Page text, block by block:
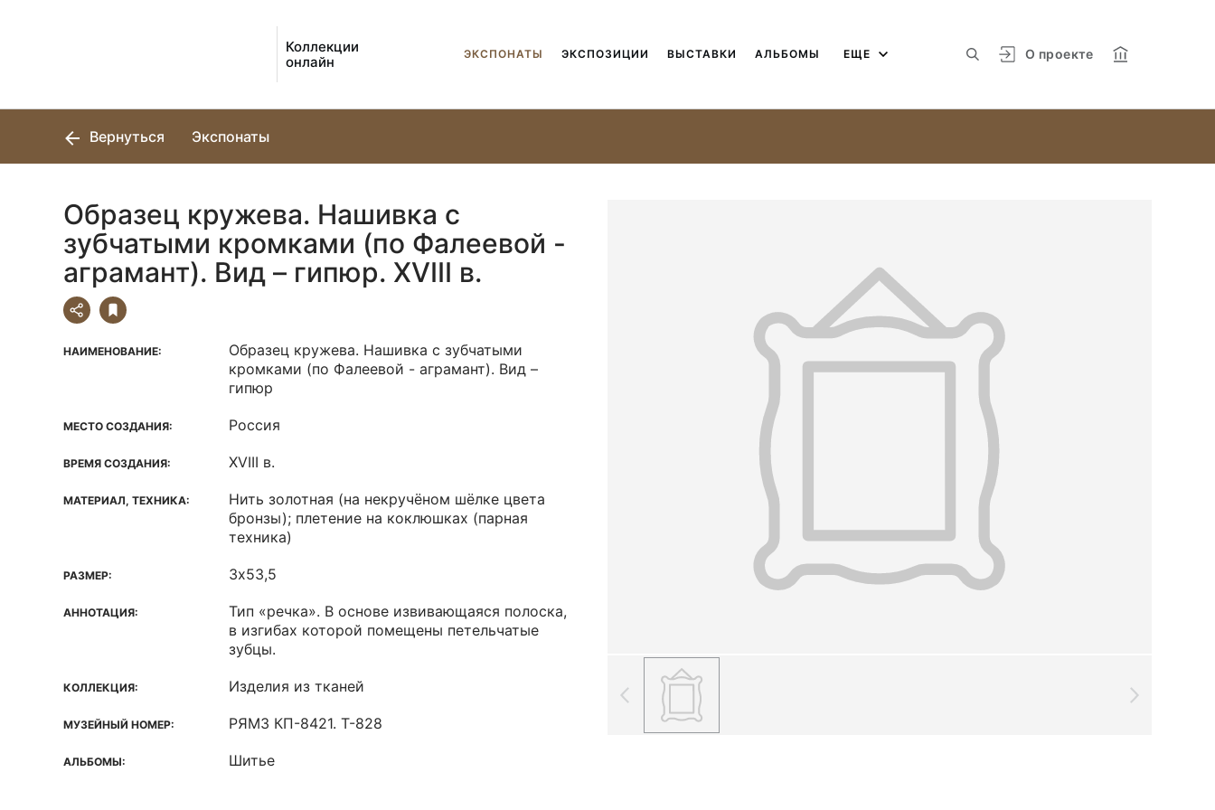
Коллекции
онлайн
О проекте
ЭКСПОНАТЫ ЭКСПОЗИЦИИ ВЫСТАВКИ АЛЬБОМЫ ЕЩЕ
Вернуться Экспонаты
Образец кружева. Нашивка с
зубчатыми кромками (по Фалеевой -
аграмант). Вид – гипюр. XVIII в.
НАИМЕНОВАНИЕ:
Образец кружева. Нашивка с зубчатыми
кромками (по Фалеевой - аграмант). Вид –
гипюр
МЕСТО СОЗДАНИЯ: Россия
ВРЕМЯ СОЗДАНИЯ: XVIII в.
МАТЕРИАЛ, ТЕХНИКА:
Нить золотная (на некручёном шёлке цвета
бронзы); плетение на коклюшках (парная
техника)
РАЗМЕР: 3х53,5
АННОТАЦИЯ:
Тип «речка». В основе извивающаяся полоска,
в изгибах которой помещены петельчатые
зубцы.
КОЛЛЕКЦИЯ: Изделия из тканей
МУЗЕЙНЫЙ НОМЕР: РЯМЗ КП-8421. Т-828
АЛЬБОМЫ: Шитье